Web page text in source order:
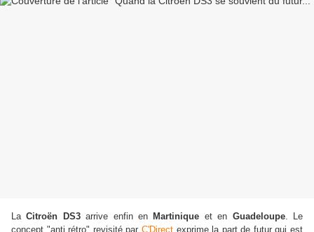
LaCitroën DS3arrive enfin en Martinique et en Guadeloupe. Le
concept "anti rétro" revisité par C'Directexprime la part de futur qui est